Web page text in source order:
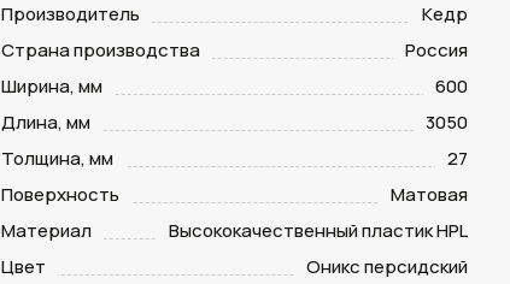
Производитель
Кедр
Страна производства
Россия
Ширина, мм
600
Длина, мм
3050
Толщина, мм
27
Поверхность
Матовая
Материал
Высококачественный пластик HPL
Цвет
Оникс персидский